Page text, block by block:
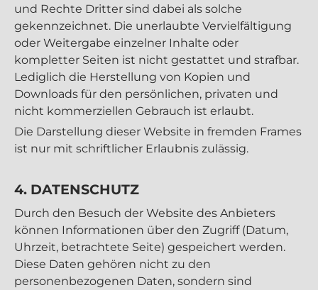
und Rechte Dritter sind dabei als solche
gekennzeichnet. Die unerlaubte Vervielfältigung
oder Weitergabe einzelner Inhalte oder
kompletter Seiten ist nicht gestattet und strafbar.
Lediglich die Herstellung von Kopien und
Downloads für den persönlichen, privaten und
nicht kommerziellen Gebrauch ist erlaubt.
Die Darstellung dieser Website in fremden Frames
ist nur mit schriftlicher Erlaubnis zulässig.
4. DATENSCHUTZ
Durch den Besuch der Website des Anbieters
können Informationen über den Zugriff (Datum,
Uhrzeit, betrachtete Seite) gespeichert werden.
Diese Daten gehören nicht zu den
personenbezogenen Daten, sondern sind